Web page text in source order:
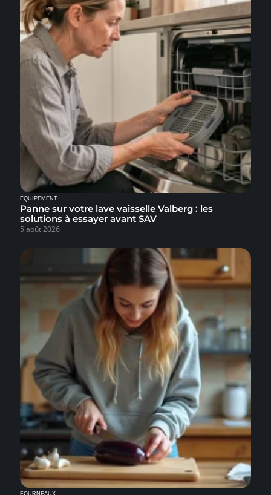
ÉQUIPEMENT
Panne sur votre lave vaisselle Valberg : les
solutions à essayer avant SAV
5 août 2026
FOURNEAUX